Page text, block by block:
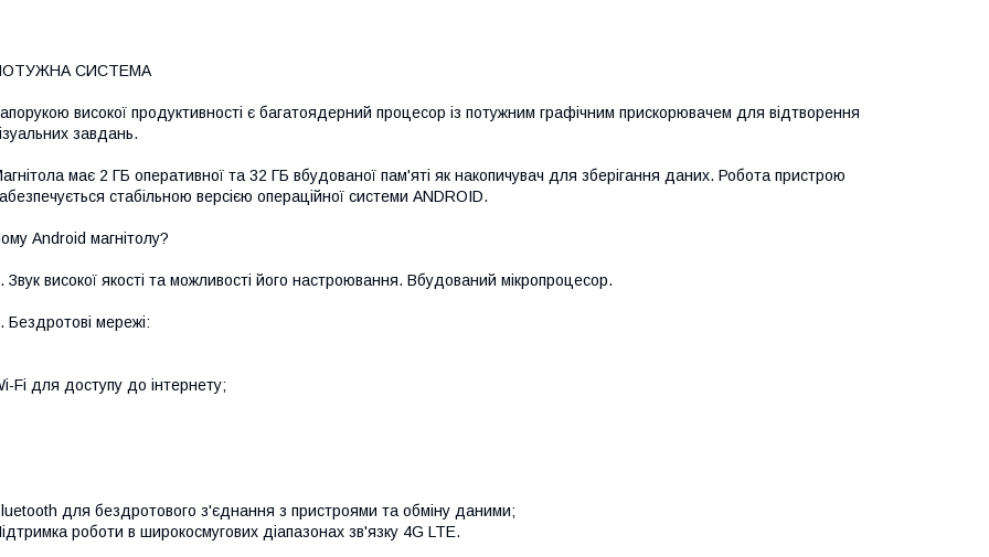
СИСТЕМА
високої продуктивності є багатоядерний процесор із потужним графічним прискорювачем для відтворення
завдань.
має 2 ГБ оперативної та 32 ГБ вбудованої пам'яті як накопичувач для зберігання даних. Робота пристрою
стабільною версією операційної системи ANDROID.
Android магнітолу?
Звук високої якості та можливості його настроювання. Вбудований мікропроцесор.
Бездротові мережі:
Fi для доступу до інтернету;
для бездротового з'єднання з пристроями та обміну даними;
роботи в широкосмугових діапазонах зв'язку 4G LTE.